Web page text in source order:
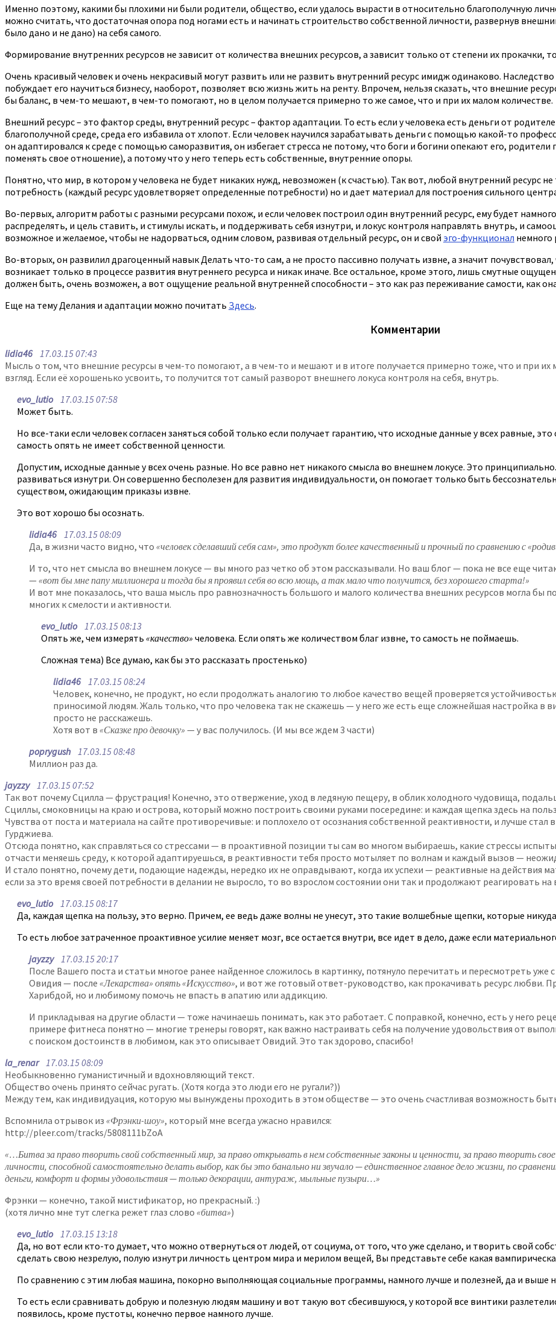
Именно поэтому, какими бы плохими ни были родители, общество, если удалось вырасти в относительно благополучную
можно считать, что достаточная опора под ногами есть и начинать строительство собственной личности, развернув
было дано и не дано) на себя самого.
Формирование внутренних ресурсов не зависит от количества внешних ресурсов, а зависит только от степени их прокачки,
Очень красивый человек и очень некрасивый могут развить или не развить внутренний ресурс имидж одинаково.
побуждает его научиться бизнесу, наоборот, позволяет всю жизнь жить на ренту. Впрочем, нельзя сказать, что внешние
бы баланс, в чем-то мешают, в чем-то помогают, но в целом получается примерно то же самое, что и при их малом количестве.
Внешний ресурс – это фактор среды, внутренний ресурс – фактор адаптации. То есть если у человека есть деньги от
благополучной среде, среда его избавила от хлопот. Если человек научился зарабатывать деньги с помощью какой-то
он адаптировался к среде с помощью саморазвития, он избегает стресса не потому, что боги и богини опекают его,
поменять свое отношение), а потому что у него теперь есть собственные, внутренние опоры.
Понятно, что мир, в котором у человека не будет никаких нужд, невозможен (к счастью). Так вот, любой внутренний ресурс
потребность (каждый ресурс удовлетворяет определенные потребности) но и дает материал для построения сильного
Во-первых, алгоритм работы с разными ресурсами похож, и если человек построил один внутренний ресурс, ему будет
распределять, и цель ставить, и стимулы искать, и поддерживать себя изнутри, и локус контроля направлять внутрь, и
возможное и желаемое, чтобы не надорваться, одним словом, развивая отдельный ресурс, он и свой эго-функционал немного
Во-вторых, он развилил драгоценный навык Делать что-то сам, а не просто пассивно получать извне, а значит
возникает только в процессе развития внутреннего ресурса и никак иначе. Все остальное, кроме этого, лишь смутные
должен быть, очень возможен, а вот ощущение реальной внутренней способности – это как раз переживание самости, как
Еще на тему Делания и адаптации можно почитать Здесь.
Комментарии
lidia4617.03.15 07:43
Мысль о том, что внешние ресурсы в чем-то помогают, а в чем-то и мешают и в итоге получается примерно тоже, что и при
взгляд. Если её хорошенько усвоить, то получится тот самый разворот внешнего локуса контроля на себя, внутрь.
evo_lutio17.03.15 07:58
Может быть.
Но все-таки если человек согласен заняться собой только если получает гарантию, что исходные данные у всех равные,
самость опять не имеет собственной ценности.
Допустим, исходные данные у всех очень разные. Но все равно нет никакого смысла во внешнем локусе. Это
развиваться изнутри. Он совершенно бесполезен для развития индивидуальности, он помогает только быть
существом, ожидающим приказы извне.
Это вот хорошо бы осознать.
lidia4617.03.15 08:09
Да, в жизни часто видно, что «человек сделавший себя сам», это продукт более качественный и прочный по сравнению с
И то, что нет смысла во внешнем локусе — вы много раз четко об этом рассказывали. Но ваш блог — пока не все еще
— «вот бы мне папу миллионера и тогда бы я проявил себя во всю мощь, а так мало что получится, без хорошего старта!»
И вот мне показалось, что ваша мысль про равнозначность большого и малого количества внешних ресурсов могла бы
многих к смелости и активности.
evo_lutio17.03.15 08:13
Опять же, чем измерять «качество» человека. Если опять же количеством благ извне, то самость не поймаешь.
Сложная тема) Все думаю, как бы это рассказать простенько)
lidia4617.03.15 08:24
Человек, конечно, не продукт, но если продолжать аналогию то любое качество вещей проверяется
приносимой людям. Жаль только, что про человека так не скажешь — у него же есть еще сложнейшая настройка в
просто не расскажешь.
Хотя вот в «Сказке про девочку» — у вас получилось. (И мы все ждем 3 части)
poprygush17.03.15 08:48
Миллион раз да.
jayzzy17.03.15 07:52
Так вот почему Сцилла — фрустрация! Конечно, это отвержение, уход в ледяную пещеру, в облик холодного чудовища,
Сциллы, смоковницы на краю и острова, который можно построить своими руками посередине: и каждая щепка здесь на
Чувства от поста и материала на сайте противоречивые: и поплохело от осознания собственной реактивности, и лучше стал
Гурджиева.
Отсюда понятно, как справляться со стрессами — в проактивной позиции ты сам во многом выбираешь, какие стрессы
отчасти меняешь среду, к которой адаптируешься, в реактивности тебя просто мотыляет по волнам и каждый вызов —
И стало понятно, почему дети, подающие надежды, нередко их не оправдывают, когда их успехи — реактивные на действия
если за это время своей потребности в делании не выросло, то во взрослом состоянии они так и продолжают реагировать
evo_lutio17.03.15 08:17
Да, каждая щепка на пользу, это верно. Причем, ее ведь даже волны не унесут, это такие волшебные щепки, которые
То есть любое затраченное проактивное усилие меняет мозг, все остается внутри, все идет в дело, даже если
jayzzy17.03.15 20:17
После Вашего поста и статьи многое ранее найденное сложилось в картинку, потянуло перечитать и пересмотреть
Овидия — после «Лекарства» опять «Искусство», и вот же готовый ответ-руководство, как прокачивать ресурс любви.
Харибдой, но и любимому помочь не впасть в апатию или аддикцию.
И прикладывая на другие области — тоже начинаешь понимать, как это работает. С поправкой, конечно, есть у него
примере фитнеса понятно — многие тренеры говорят, как важно настраивать себя на получение удовольствия от
с поиском достоинств в любимом, как это описывает Овидий. Это так здорово, спасибо!
la_renar17.03.15 08:09
Необыкновенно гуманистичный и вдохновляющий текст.
Общество очень принято сейчас ругать. (Хотя когда это люди его не ругали?))
Между тем, как индивидуация, которую мы вынуждены проходить в этом обществе — это очень счастливая возможность
Вспомнила отрывок из «Фрэнки-шоу», который мне всегда ужасно нравился:
http://pleer.com/tracks/5808111bZoA
«…Битва за право творить свой собственный мир, за право открывать в нем собственные законы и ценности, за право творить
личности, способной самостоятельно делать выбор, как бы это банально ни звучало — единственное главное дело жизни, по
деньги, комфорт и формы удовольствия — только декорации, антураж, мыльные пузыри…»
Фрэнки — конечно, такой мистификатор, но прекрасный. :)
(хотя лично мне тут слегка режет глаз слово «битва»)
evo_lutio17.03.15 13:18
Да, но вот если кто-то думает, что можно отвернуться от людей, от социума, от того, что уже сделано, и творить свой
сделать свою незрелую, полую изнутри личность центром мира и мерилом вещей, Вы представьте себе какая
По сравнению с этим любая машина, покорно выполняющая социальные программы, намного лучше и полезней, да и выше
То есть если сравнивать добрую и полезную людям машину и вот такую вот сбесившуюся, у которой все винтики
появилось, кроме пустоты, конечно первое намного лучше.